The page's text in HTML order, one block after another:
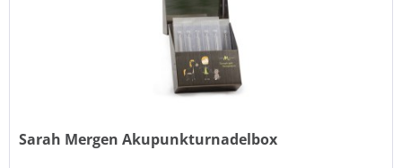
Sarah Mergen Akupunkturnadelbox